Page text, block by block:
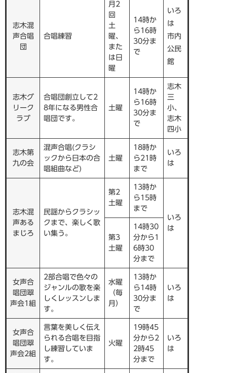
志木混
声合唱
団
合唱練習
月2
回
土
曜、
また
は日
曜
14時か
ら16時
30分ま
で
いろ
は
市内
公民
館
志木グ
リーク
ラブ
合唱団創立して2
8年になる男性合
唱団です。
土曜
14時か
ら16時
30分ま
で
志木
三
小、
志木
四小
志木第
九の会
混声合唱(クラシ
ックから日本の合
唱組曲など)
土曜
18時か
ら21時
まで
いろ
は
志木混
声ある
まじろ
民謡からクラシッ
クまで、楽しく歌
い集う。
第2
土曜
13時か
ら15時
まで
いろ
は
第3
土曜
14時30
分から1
6時30
分まで
女声合
唱団翠
声会1組
2部合唱で色々の
ジャンルの歌を楽
しくレッスンしま
す。
水曜
（毎
月）
13時か
ら14時
30分ま
で
いろ
は
女声合
唱団翠
声会2組
言葉を美しく伝え
られる合唱を目指
し練習していま
す。
火曜
19時45
分から2
2時45
分まで
いろ
は